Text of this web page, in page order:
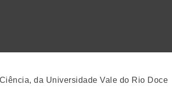
da Universidade Vale do Rio Doce